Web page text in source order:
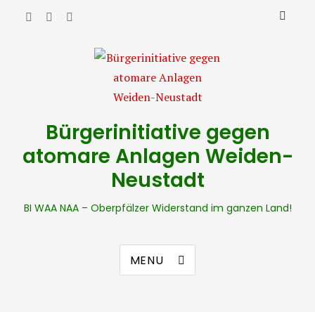
Bürgerinitiative gegen
atomare Anlagen Weiden-
Neustadt
BI WAA NAA – Oberpfälzer Widerstand im ganzen Land!
MENU